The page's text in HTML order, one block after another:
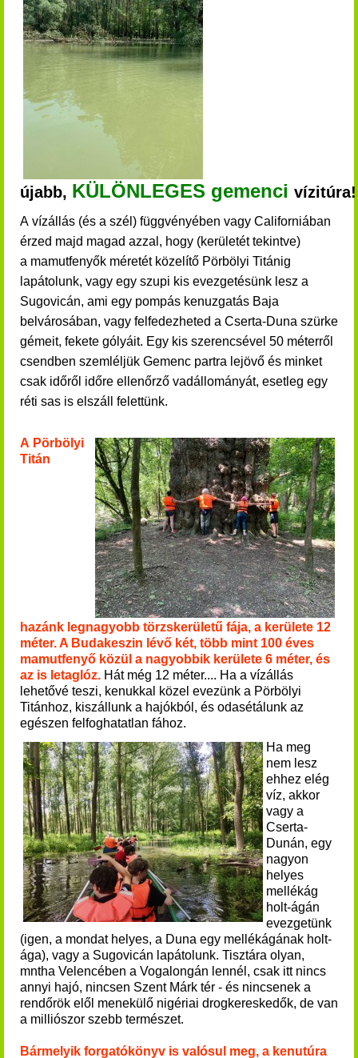
újabb, KÜLÖNLEGES gemenci
A vízállás (és a szél) függvényében vagy Californiában
érzed majd magad azzal, hogy (kerületét tekintve)
a mamutfenyők méretét közelítő Pörbölyi Titánig
lapátolunk, vagy egy szupi kis evezgetésünk lesz a
Sugovicán, ami egy pompás kenuzgatás Baja
belvárosában, vagy felfedezheted a Cserta-Duna szürke
gémeit, fekete gólyáit. Egy kis szerencsével 50 méterről
csendben szemléljük Gemenc partra lejövő és minket
csak időről időre ellenőrző vadállományát, esetleg egy
réti sas is elszáll felettünk.
A Pörbölyi
Titán
hazánk legnagyobb törzskerületű fája, a kerülete 12
méter. A Budakeszin lévő két, több mint 100 éves
mamutfenyő közül a nagyobbik kerülete 6 méter, és
az is letaglóz. Hát még 12 méter.... Ha a vízállás
lehetővé teszi, kenukkal közel evezünk a Pörbölyi
Titánhoz, kiszállunk a hajókból, és odasétálunk az
egészen felfoghatatlan fához.
Ha meg
nem lesz
ehhez elég
víz, akkor
vagy a
Cserta-
Dunán, egy
nagyon
helyes
mellékág
holt-ágán
evezgetünk
(igen, a mondat helyes, a Duna egy mellékágának holt-
ága), vagy a Sugovicán lapátolunk. Tisztára olyan,
mntha Velencében a Vogalongán lennél, csak itt nincs
annyi hajó, nincsen Szent Márk tér - és nincsenek a
rendőrök elől menekülő nigériai drogkereskedők, de van
a milliószor szebb természet.
Bármelyik forgatókönyv is valósul meg, a kenutúra